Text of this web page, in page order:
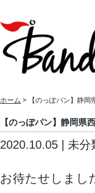
ホーム > 【のっぽパン】静岡
【のっぽパン】静岡県
2020.10.05 | 未分
お待たせしまし